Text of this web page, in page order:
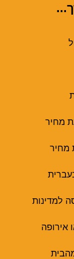
מחיר
מחיר
למדינות
אירופה